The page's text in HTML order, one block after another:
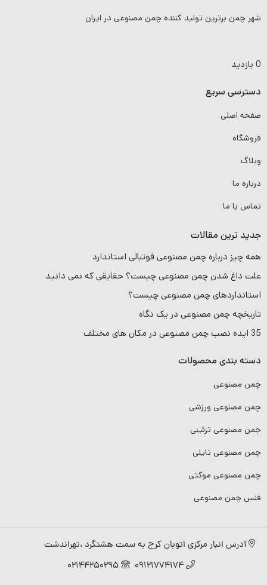
شهر چمن برترین تولید کننده چمن مصنوعی در ایران
0 بازدید
دسترسی سریع
صفحه اصلی
فروشگاه
وبلاگ
درباره ما
تماس با ما
جدید ترین مقالات
همه چیز درباره چمن مصنوعی فوتبالی استاندارد
علت داغ شدن چمن مصنوعی چیست؟ حقایقی که نمی دانید
استانداردهای چمن مصنوعی چیست؟
تاریخچه چمن مصنوعی در یک نگاه
35 ایده نصب چمن مصنوعی در مکان های مختلف
دسته بندی محصولات
چمن مصنوعی
چمن مصنوعی ورزشی
چمن مصنوعی تزئینی
چمن مصنوعی تایلی
چمن مصنوعی موکتی
فنس چمن مصنوعی
آدرس انبار مرکزی اتوبان کرج به سمت هشتگرد ،تهراندشت
09121774174
02144250295